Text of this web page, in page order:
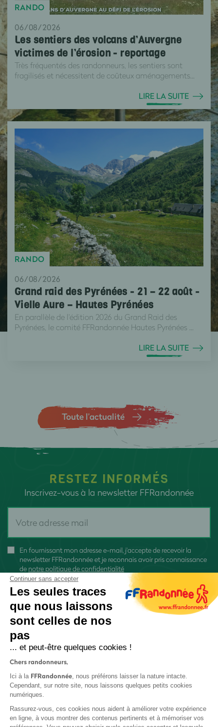
RANDO
06/08/2026
Les sentiers des volcans d’Auvergne
victimes de l’érosion - reportage
Très fréquentés des randonneurs, les sentiers sont
fragilisés et nécessitent de coûteux aménagements...
LIRE LA SUITE
RANDO
06/08/2026
Grand raid des Pyrénées - 21 – 22 août -
Vielle Aure – Hautes Pyrénées
En parallèle de l'édition 2026 du Grand Raid des
Pyrénées, le comité FFRandonnée Hautes Pyrénées ...
LIRE LA SUITE
Toute l’actualité
RESTEZ INFORMÉS
Inscrivez-vous à la newsletter FFRandonnée
En fournissant mon adresse e-mail, j'accepte de recevoir la
newsletter FFRandonnée et je reconnais avoir pris connaissance
de notre politique de confidentialité
Protection des données
Continuer sans accepter
Les seules traces
que nous laissons
sont celles de nos
pas
... et peut-être quelques cookies !
Chers randonneurs,
Ici à la FFRandonnée, nous préférons laisser la nature intacte.
Cependant, sur notre site, nous laissons quelques petits cookies
numériques.
Rassurez-vous, ces cookies nous aident à améliorer votre expérience
en ligne, à vous montrer des contenus pertinents et à mémoriser vos